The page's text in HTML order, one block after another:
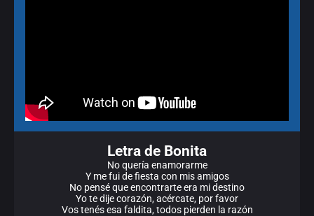
Letra de Bonita
No quería enamorarme
Y me fui de fiesta con mis amigos
No pensé que encontrarte era mi destino
Yo te dije corazón, acércate, por favor
Vos tenés esa faldita, todos pierden la razón